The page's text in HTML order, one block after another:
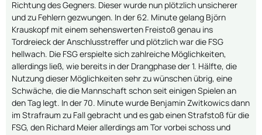
Richtung des Gegners. Dieser wurde nun plötzlich unsicherer
und zu Fehlern gezwungen. In der 62. Minute gelang Björn
Krauskopf mit einem sehenswerten Freistoß genau ins
Tordreieck der Anschlusstreffer und plötzlich war die FSG
hellwach. Die FSG erspielte sich zahlreiche Möglichkeiten,
allerdings ließ, wie bereits in der Drangphase der 1. Hälfte, die
Nutzung dieser Möglichkeiten sehr zu wünschen übrig, eine
Schwäche, die die Mannschaft schon seit einigen Spielen an
den Tag legt. In der 70. Minute wurde Benjamin Zwitkowics dann
im Strafraum zu Fall gebracht und es gab einen Strafstoß für die
FSG, den Richard Meier allerdings am Tor vorbei schoss und